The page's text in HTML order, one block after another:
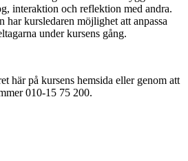
interaktion och reflektion med andra.
kursledaren möjlighet att anpassa
under kursens gång.
här på kursens hemsida eller genom att
010-15 75 200.